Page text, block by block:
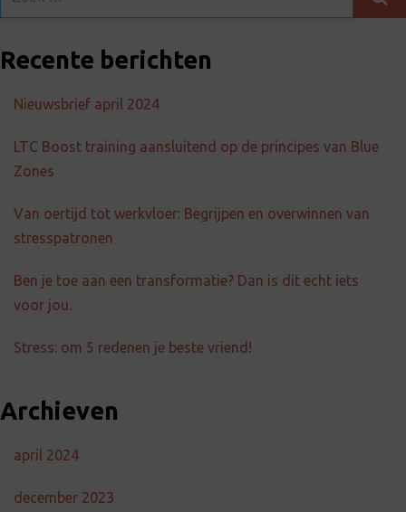
Recente berichten
Nieuwsbrief april 2024
LTC Boost training aansluitend op de principes van Blue
Zones
Van oertijd tot werkvloer: Begrijpen en overwinnen van
stresspatronen
Ben je toe aan een transformatie? Dan is dit echt iets
voor jou.
Stress: om 5 redenen je beste vriend!
Archieven
april 2024
december 2023